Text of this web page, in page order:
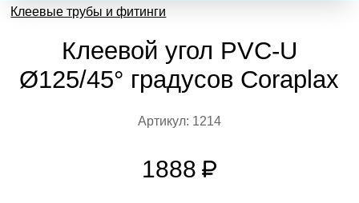
Клеевые трубы и фитинги
Клеевой угол PVC-U
Ø125/45° градусов Coraplax
Артикул: 1214
1888